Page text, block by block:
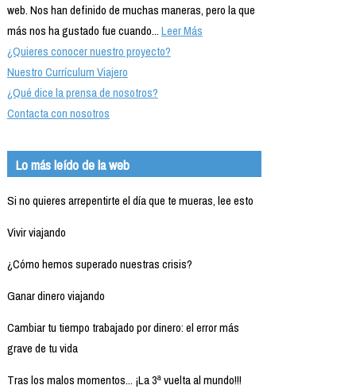
web. Nos han definido de muchas maneras, pero la que
más nos ha gustado fue cuando...Leer Más
¿Quieres conocer nuestro proyecto?
Nuestro Currículum Viajero
¿Qué dice la prensa de nosotros?
Contacta con nosotros
Lo más leído de la web
Si no quieres arrepentirte el día que te mueras, lee esto
Vivir viajando
¿Cómo hemos superado nuestras crisis?
Ganar dinero viajando
Cambiar tu tiempo trabajado por dinero: el error más
grave de tu vida
Tras los malos momentos... ¡La 3ª vuelta al mundo!!!